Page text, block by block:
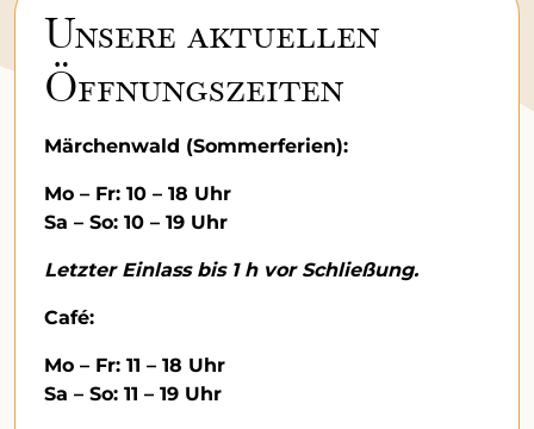
Unsere aktuellen
Öffnungszeiten
Märchenwald (Sommerferien):
Mo – Fr: 10 – 18 Uhr
Sa – So: 10 – 19 Uhr
Letzter Einlass bis 1 h vor Schließung.
Café:
Mo – Fr: 11 – 18 Uhr
Sa – So: 11 – 19 Uhr